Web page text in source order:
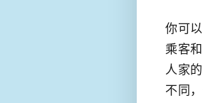
你可
乘客
人家
不同